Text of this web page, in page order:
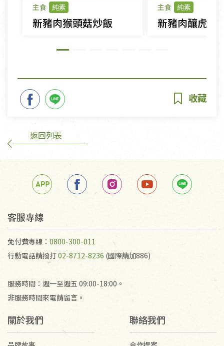
主食 純素
新豬肉猴頭菇炒飯
主食 純素
新豬肉釀虎皮
返回列表
客服專線
免付費專線： 0800-300-011
行動電話請撥打02-8712-8236 (國際請加886)
服務時間：週一至週五 09:00-18:00。
非服務時間來電請留言。
關於我們 聯絡我們